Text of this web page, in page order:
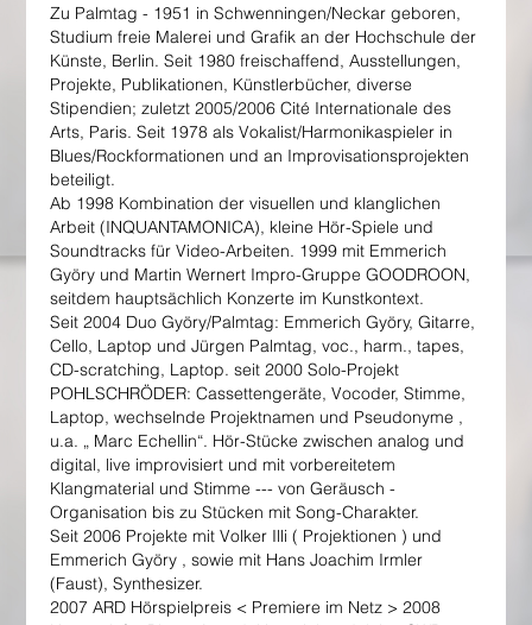
Zu Palmtag - 1951 in Schwenningen/Neckar geboren,
Studium freie Malerei und Grafik an der Hochschule der
Künste, Berlin. Seit 1980 freischaffend, Ausstellungen,
Projekte, Publikationen, Künstlerbücher, diverse
Stipendien; zuletzt 2005/2006 Cité Internationale des
Arts, Paris. Seit 1978 als Vokalist/Harmonikaspieler in
Blues/Rockformationen und an Improvisationsprojekten
beteiligt.
Ab 1998 Kombination der visuellen und klanglichen
Arbeit (INQUANTAMONICA), kleine Hör-Spiele und
Soundtracks für Video-Arbeiten. 1999 mit Emmerich
Györy und Martin Wernert Impro-Gruppe GOODROON,
seitdem hauptsächlich Konzerte im Kunstkontext.
Seit 2004 Duo Györy/Palmtag: Emmerich Györy, Gitarre,
Cello, Laptop und Jürgen Palmtag, voc., harm., tapes,
CD-scratching, Laptop. seit 2000 Solo-Projekt
POHLSCHRÖDER: Cassettengeräte, Vocoder, Stimme,
Laptop, wechselnde Projektnamen und Pseudonyme ,
u.a. „ Marc Echellin“. Hör-Stücke zwischen analog und
digital, live improvisiert und mit vorbereitetem
Klangmaterial und Stimme --- von Geräusch -
Organisation bis zu Stücken mit Song-Charakter.
Seit 2006 Projekte mit Volker Illi ( Projektionen ) und
Emmerich Györy , sowie mit Hans Joachim Irmler
(Faust), Synthesizer.
2007 ARD Hörspielpreis < Premiere im Netz > 2008